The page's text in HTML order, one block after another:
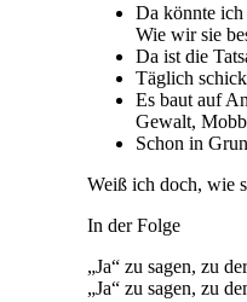
Da könnte ich
Wie wir sie
Da ist die
Täglich
Es baut auf
Gewalt,
Schon in
Weiß ich doch, wie
In der Folge
„Ja“ zu sagen, zu
„Ja“ zu sagen, zu